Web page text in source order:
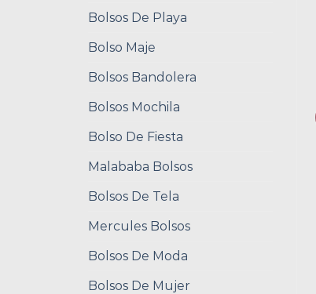
Bolsos De Playa
Bolso Maje
Bolsos Bandolera
Bolsos Mochila
Bolso De Fiesta
Malababa Bolsos
Bolsos De Tela
Mercules Bolsos
Bolsos De Moda
Bolsos De Mujer